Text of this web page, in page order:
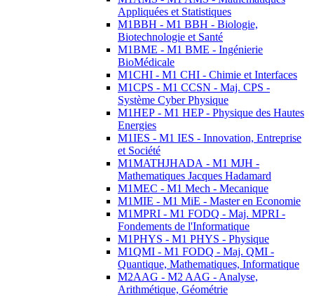
Appliquées et Statistiques
M1BBH - M1 BBH - Biologie,
Biotechnologie et Santé
M1BME - M1 BME - Ingénierie
BioMédicale
M1CHI - M1 CHI - Chimie et Interfaces
M1CPS - M1 CCSN - Maj. CPS -
Système Cyber Physique
M1HEP - M1 HEP - Physique des Hautes
Energies
M1IES - M1 IES - Innovation, Entreprise
et Société
M1MATHJHADA - M1 MJH -
Mathematiques Jacques Hadamard
M1MEC - M1 Mech - Mecanique
M1MIE - M1 MiE - Master en Economie
M1MPRI - M1 FODQ - Maj. MPRI -
Fondements de l'Informatique
M1PHYS - M1 PHYS - Physique
M1QMI - M1 FODQ - Maj. QMI -
Quantique, Mathematiques, Informatique
M2AAG - M2 AAG - Analyse,
Arithmétique, Géométrie